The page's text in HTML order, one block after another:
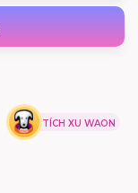
TÍCH XU WAON